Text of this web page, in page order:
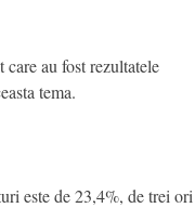
au fost rezultatele
tema.
este de 23,4%, de trei ori